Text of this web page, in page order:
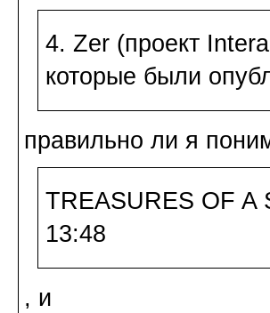
4. Zer (проект
которые были
правильно ли я
TREASURES OF A
13:48
, и